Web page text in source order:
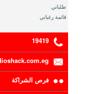
طلباتي
قائمة رغباتي
19419
فرص الشراكة